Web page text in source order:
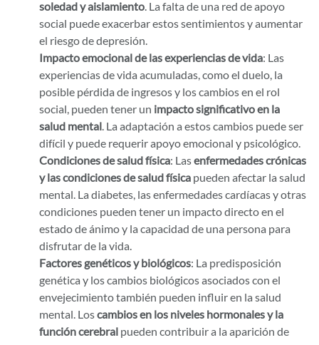
soledad y aislamiento. La falta de una red de apoyo
social puede exacerbar estos sentimientos y aumentar
el riesgo de depresión.
Impacto emocional de las experiencias de vida: Las
experiencias de vida acumuladas, como el duelo, la
posible pérdida de ingresos y los cambios en el rol
social, pueden tener un impacto significativo en la
salud mental. La adaptación a estos cambios puede ser
difícil y puede requerir apoyo emocional y psicológico.
Condiciones de salud física: Lasenfermedades crónicas
y las condiciones de salud física pueden afectar la salud
mental. La diabetes, las enfermedades cardíacas y otras
condiciones pueden tener un impacto directo en el
estado de ánimo y la capacidad de una persona para
disfrutar de la vida.
Factores genéticos y biológicos: La predisposición
genética y los cambios biológicos asociados con el
envejecimiento también pueden influir en la salud
mental. Loscambios en los niveles hormonales y la
función cerebral pueden contribuir a la aparición de